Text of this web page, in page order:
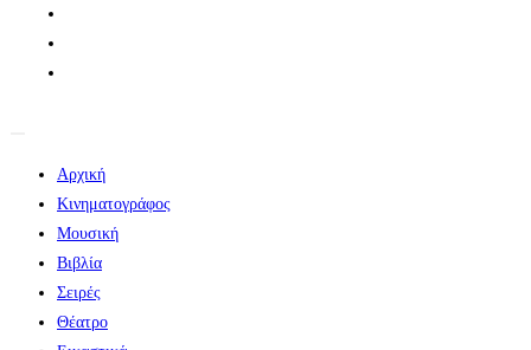
Αρχική
Κινηματογράφος
Μουσική
Βιβλία
Σειρές
Θέατρο